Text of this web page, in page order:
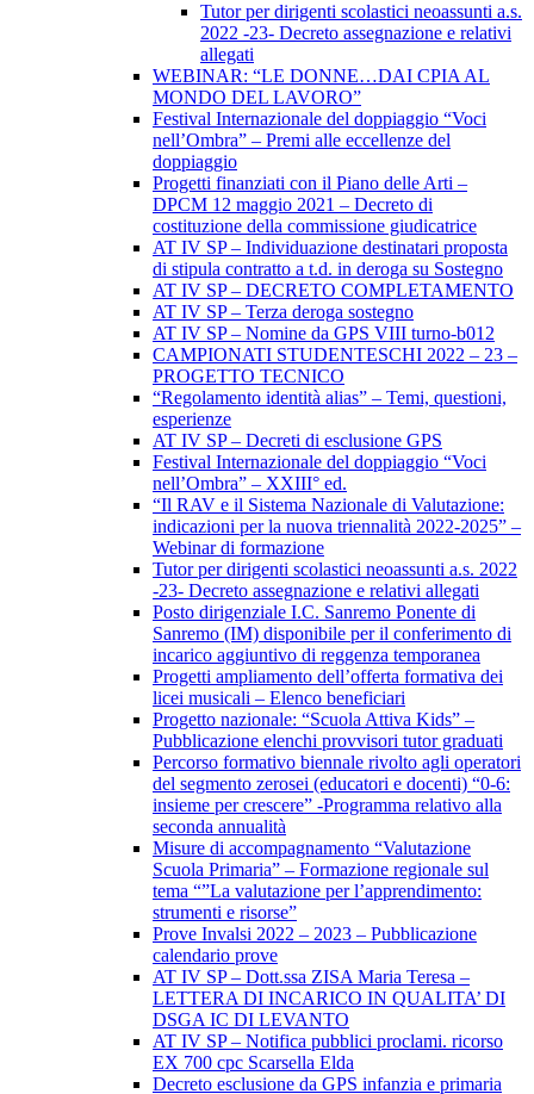
Tutor per dirigenti scolastici neoassunti a.s.
2022 -23- Decreto assegnazione e relativi
allegati
WEBINAR: “LE DONNE…DAI CPIA AL
MONDO DEL LAVORO”
Festival Internazionale del doppiaggio “Voci
nell’Ombra” – Premi alle eccellenze del
doppiaggio
Progetti finanziati con il Piano delle Arti –
DPCM 12 maggio 2021 – Decreto di
costituzione della commissione giudicatrice
AT IV SP – Individuazione destinatari proposta
di stipula contratto a t.d. in deroga su Sostegno
AT IV SP – DECRETO COMPLETAMENTO
AT IV SP – Terza deroga sostegno
AT IV SP – Nomine da GPS VIII turno-b012
CAMPIONATI STUDENTESCHI 2022 – 23 –
PROGETTO TECNICO
“Regolamento identità alias” – Temi, questioni,
esperienze
AT IV SP – Decreti di esclusione GPS
Festival Internazionale del doppiaggio “Voci
nell’Ombra” – XXIII° ed.
“Il RAV e il Sistema Nazionale di Valutazione:
indicazioni per la nuova triennalità 2022-2025” –
Webinar di formazione
Tutor per dirigenti scolastici neoassunti a.s. 2022
-23- Decreto assegnazione e relativi allegati
Posto dirigenziale I.C. Sanremo Ponente di
Sanremo (IM) disponibile per il conferimento di
incarico aggiuntivo di reggenza temporanea
Progetti ampliamento dell’offerta formativa dei
licei musicali – Elenco beneficiari
Progetto nazionale: “Scuola Attiva Kids” –
Pubblicazione elenchi provvisori tutor graduati
Percorso formativo biennale rivolto agli operatori
del segmento zerosei (educatori e docenti) “0-6:
insieme per crescere” -Programma relativo alla
seconda annualità
Misure di accompagnamento “Valutazione
Scuola Primaria” – Formazione regionale sul
tema “”La valutazione per l’apprendimento:
strumenti e risorse”
Prove Invalsi 2022 – 2023 – Pubblicazione
calendario prove
AT IV SP – Dott.ssa ZISA Maria Teresa –
LETTERA DI INCARICO IN QUALITA’ DI
DSGA IC DI LEVANTO
AT IV SP – Notifica pubblici proclami. ricorso
EX 700 cpc Scarsella Elda
Decreto esclusione da GPS infanzia e primaria